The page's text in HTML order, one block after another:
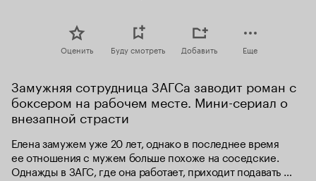
Оценить Буду смотреть Добавить Еще
Замужняя сотрудница ЗАГСа заводит роман с
боксером на рабочем месте. Мини-сериал о
внезапной страсти
Елена замужем уже 20 лет, однако в последнее время
ее отношения с мужем больше похоже на соседские.
Однажды в ЗАГС, где она работает, приходит подавать